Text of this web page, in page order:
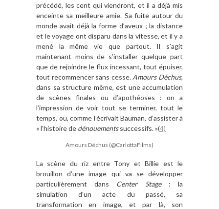
précédé, les cent qui viendront, et il a déjà mis
enceinte sa meilleure amie. Sa fuite autour du
monde avait déjà la forme d’aveux ; la distance
et le voyage ont disparu dans la vitesse, et il y a
mené la même vie que partout. Il s’agit
maintenant moins de s’installer quelque part
que de rejoindre le flux incessant, tout épuiser,
tout recommencer sans cesse.Amours Déchus,
dans sa structure même, est une accumulation
de scènes finales ou d’apothéoses : on a
l’impression de voir tout se terminer, tout le
temps, ou, comme l’écrivait Bauman, d’assister à
« l’histoire de dénouementssuccessifs. »(4)
Amours Déchus (@CarlottaFilms)
La scène du riz entre Tony et Billie est le
brouillon d’une image qui va se développer
particulièrement dans Center Stage: la
simulation d’un acte du passé, sa
transformation en image, et par là, son